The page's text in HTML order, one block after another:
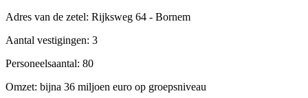
Adres van de zetel: Rijksweg 64 - Bornem
Aantal vestigingen: 3
Personeelsaantal: 80
Omzet: bijna 36 miljoen euro op groepsniveau